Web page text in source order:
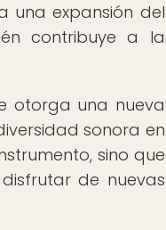
una expansión del
contribuye a la
otorga una nueva
sonora en
sino que
de nuevas